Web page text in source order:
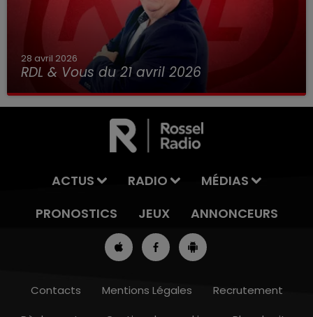
28 avril 2026
RDL & Vous du 21 avril 2026
ACTUS RADIO
MÉDIAS
PRONOSTICS
JEUX ANNONCEURS
Contacts Mentions Légales
Recrutement